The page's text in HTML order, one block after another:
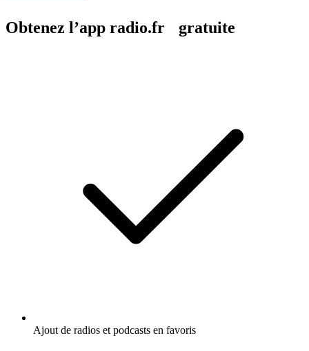
Obtenez l’app radio.fr gratuite
Ajout de radios et podcasts en favoris